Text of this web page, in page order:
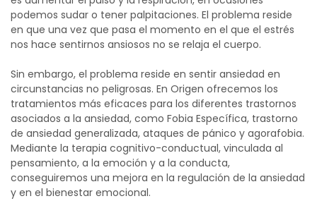
podemos sudar o tener palpitaciones. El problema reside
en que una vez que pasa el momento en el que el estrés
nos hace sentirnos ansiosos no se relaja el cuerpo.
Sin embargo, el problema reside en sentir ansiedad en
circunstancias no peligrosas. En Origen ofrecemos los
tratamientos más eficaces para los diferentes trastornos
asociados a la ansiedad, como Fobia Específica, trastorno
de ansiedad generalizada, ataques de pánico y agorafobia.
Mediante la terapia cognitivo-conductual, vinculada al
pensamiento, a la emoción y a la conducta,
conseguiremos una mejora en la regulación de la ansiedad
y en el bienestar emocional.